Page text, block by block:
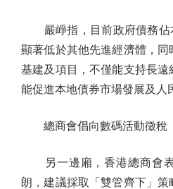
嚴崢指，目前政府債務佔
顯著低於其他先進經濟體，
基建及項目，不僅能支持長
能促進本地債券市場發展及人
總商會倡向數碼活動徵稅
另一邊廂，香港總商會表
朗，建議採取「雙管齊下」策